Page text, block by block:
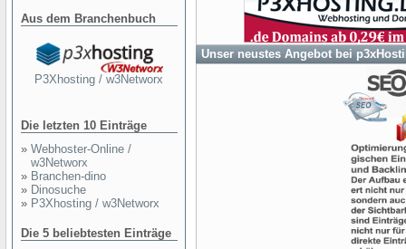
Aus dem Branchenbuch
P3Xhosting / w3Networx
Die letzten 10 Einträge
» Webhoster-Online /
w3Networx
» Branchen-dino
» Dinosuche
» P3Xhosting / w3Networx
Die 5 beliebtesten Einträge
Unser neustes Angebot bei